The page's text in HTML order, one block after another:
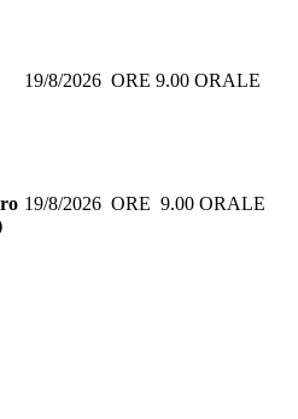
19/8/2026 ORE 9.00 ORALE
19/8/2026 ORE 9.00 ORALE